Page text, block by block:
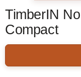
TimberIN
Compact